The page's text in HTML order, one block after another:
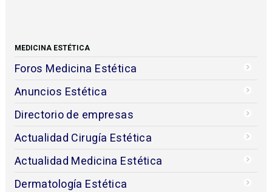
MEDICINA ESTÉTICA
Foros Medicina Estética
Anuncios Estética
Directorio de empresas
Actualidad Cirugía Estética
Actualidad Medicina Estética
Dermatología Estética